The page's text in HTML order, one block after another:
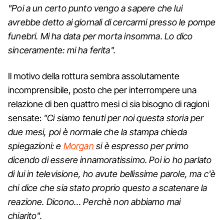
"Poi a un certo punto vengo a sapere che lui
avrebbe detto ai giornali di cercarmi presso le pompe
funebri. Mi ha data per morta insomma. Lo dico
sinceramente: mi ha ferita".
Il motivo della rottura sembra assolutamente
incomprensibile, posto che per interrompere una
relazione di ben quattro mesi ci sia bisogno di ragioni
sensate: "Ci siamo tenuti per noi questa storia per
due mesi, poi è normale che la stampa chieda
spiegazioni: e Morgan si è espresso per primo
dicendo di essere innamoratissimo. Poi io ho parlato
di lui in televisione, ho avute bellissime parole, ma c'è
chi dice che sia stato proprio questo a scatenare la
reazione. Dicono… Perchè non abbiamo mai
chiarito".